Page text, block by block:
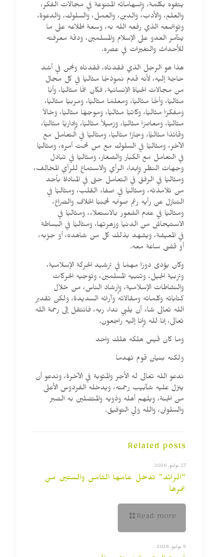
يتفوه بكلمة، وإسهاماته المتنوعة في مجالات الفكر،
والعلم، والأدب، والدين، والعمل، والسلوك، والدعوة،
وتواضعه الذي رفعه الله به، وسعة اطلاعه على ما
يتآمر العدو على الإسلام والمسلمين، ودقة معرفته
للأحداث والتغيرات في عصره.
هذا هو الرجل الذي فقدناه، فقدناه ونحن في أشد
حاجة إليه، لأنه قدم نموذجًا مثاليًا في كل مجال
من مجالات الحياة الإنسانية، فكان عمًّا مثاليًا، وأبًا
مثاليًا، وأخًا مثاليًا، ومعلمًا مثاليًا، ومربيًا مثاليًا،
ومفكرًا مثاليًا، وكاتبًا مثاليًا، وموجهًا مثاليًا، وخالاً
مثاليًا، ومعاصرًا مثاليًا، وزميلاً مثاليًا، وإداريًا مثاليًا،
وقائدًا مثاليًّا، وجارًا مثاليًا، ومثاليًا في التعامل مع
الآخر، ومثاليًا في السلوك مع من تحت أمره، ومثاليًا
في التعامل مع الكبار والصغار، ومثاليًا في تبادل
وجهات النظر وإبداء الرأي والاستماع للرأي المخالف،
ومثاليًا في الرفق في التعامل حتى في المناداة بأحد
من تلامذته، ومثاليًا في صفاء القلب، ومثاليًا في
التنازل عن رأيه رغم صوابه تجنبًا الخلاف والصراع،
ومثاليًا في عدم الشعور بالاستعلاء، ومثاليًا في
الاستيحاش من الدنيا وزهرتها، ومثاليًا في البساطة
في المعيشة، ويشهد بذلك كل من شاهده، أو جرَّبه،
أو قضى ساعة معه.
وكان يؤدى دورًا مهمًا في ترشيد الحركة الإسلامية،
وتربية الجيل، وتنبيه المسلمين، وتوجيه الحركات
والنشاطات الإسلامية، وإرشاد الناس، من خلال
كتاباته وكلماته ومقالاته وآرائه السديدة، ولكن تقدير
الله تعالى شاء أن يلبي نداء ربه، فانتقل إلى رحمة الله
تعالى، إنا لله وإنا إليه راجعون.
وما كان قيس هلكه هلك واحد
ولكنه بنيان قوم تهدما
ندعو الله تعالى له الأجر والمثوبة في الآخرة، وندعو أن
ينزل عليه شآبيب رحمته، ويدخله الفردوس الأعلى
من الجنة، ويلهم أهله وذويه والمتصلين به الصبر
والسلوان، والله ولي التوفيق.
Related posts
27 يوليو, 2026
“الرائد” تدخل عامها الثامن والستين من
عمرها
Read more
6 يوليو, 2026